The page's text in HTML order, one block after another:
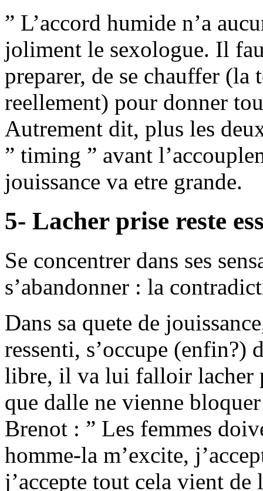
” L’accord humide n’a
joliment le sexologue. Il
preparer, de se chauffer (la
reellement) pour donner
Autrement dit, plus les
” timing ” avant
jouissance va etre grande.
5- Lacher prise reste
Se concentrer dans ses
s’abandonner : la
Dans sa quete de
ressenti, s’occupe (enfin?)
libre, il va lui falloir lacher
que dalle ne vienne
Brenot : ” Les femmes
homme-la m’excite,
j’accepte tout cela vient de